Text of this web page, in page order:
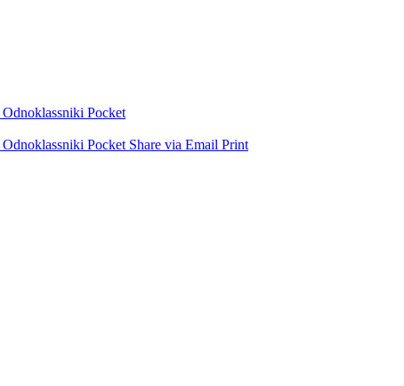
Odnoklassniki Pocket
Odnoklassniki Pocket Share via Email Print